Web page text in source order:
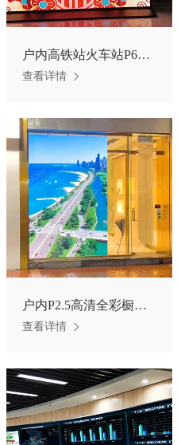
户内高铁站火车站P6信息发布显示屏
查看详情
户内P2.5高清全彩橱窗屏香港某商店项目
查看详情